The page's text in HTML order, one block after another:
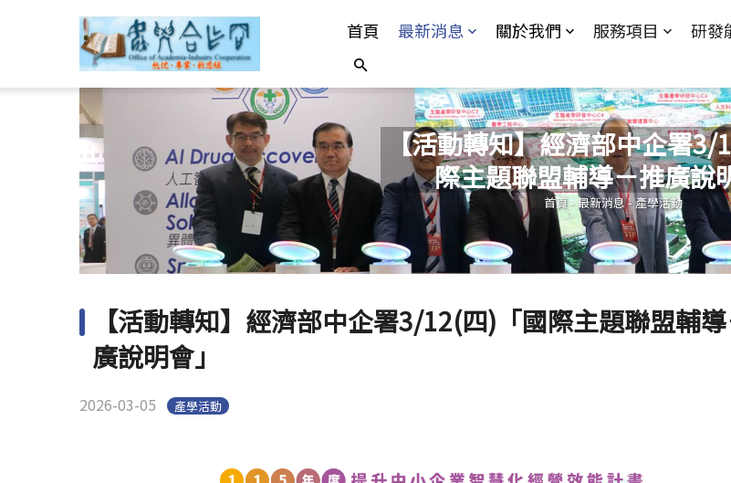
首頁 最新消息 關於我們 服務項目 研發
【活動轉知】經濟部中企署
際主題聯盟輔導－推廣說
您在這裡
首頁-最新消息-產學活動
【活動轉知】經濟部中企署3/12(四)「國際主題聯盟輔
廣說明會」
2026-03-05 產學活動